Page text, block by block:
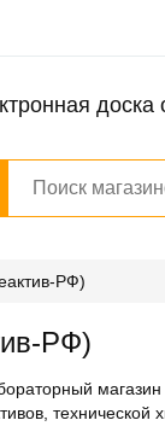
доска
РФ)
РФ)